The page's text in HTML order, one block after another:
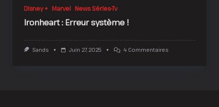
Disney + Marvel News Séries-Tv
Ironheart : Erreur système !
Sands Juin 27, 2025 4 CommentairesSur